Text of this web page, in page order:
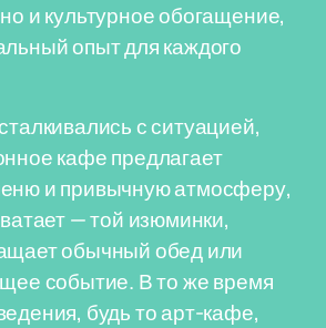
и культурное обогащение,
опыт для каждого
с ситуацией,
кафе предлагает
и привычную атмосферу,
— той изюминки,
обычный обед или
событие. В то же время
будь то арт-кафе,